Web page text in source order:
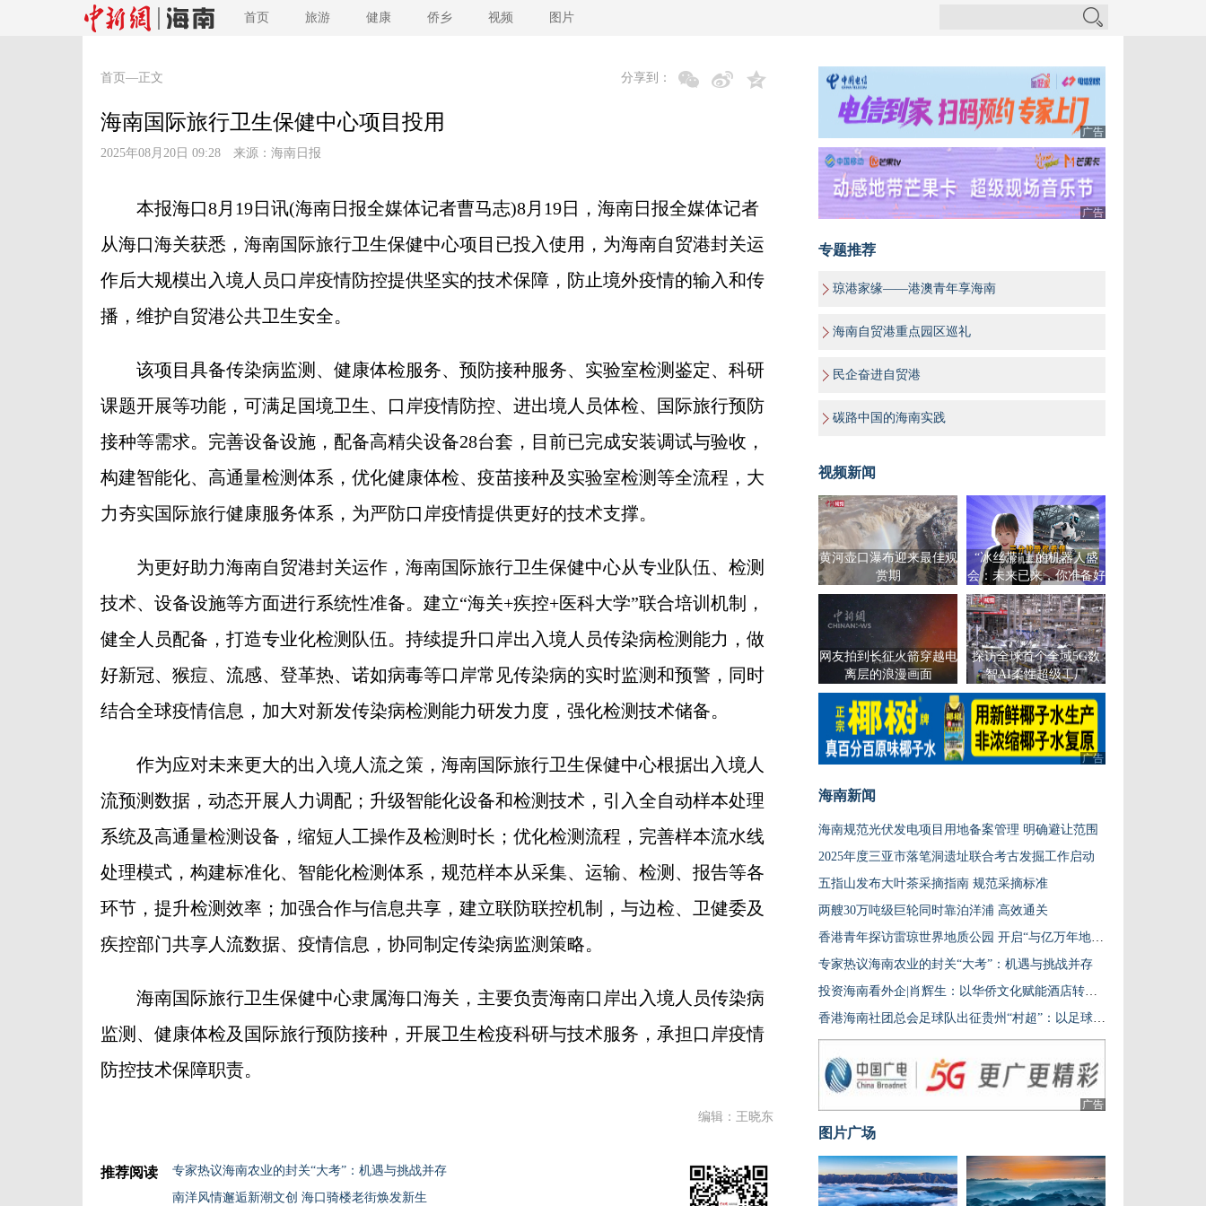
首页 旅游 健康 侨乡 视频 图片
首页 —正文 分享到：
海南国际旅行卫生保健中心项目投用
2025年08月20日 09:28 来源： 海南日报
本报海口8月19日讯(海南日报全媒体记者曹马志)8月19日，海南日报全媒体记者
从海口海关获悉，海南国际旅行卫生保健中心项目已投入使用，为海南自贸港封关运
作后大规模出入境人员口岸疫情防控提供坚实的技术保障，防止境外疫情的输入和传
播，维护自贸港公共卫生安全。
该项目具备传染病监测、健康体检服务、预防接种服务、实验室检测鉴定、科研
课题开展等功能，可满足国境卫生、口岸疫情防控、进出境人员体检、国际旅行预防
接种等需求。完善设备设施，配备高精尖设备28台套，目前已完成安装调试与验收，
构建智能化、高通量检测体系，优化健康体检、疫苗接种及实验室检测等全流程，大
力夯实国际旅行健康服务体系，为严防口岸疫情提供更好的技术支撑。
为更好助力海南自贸港封关运作，海南国际旅行卫生保健中心从专业队伍、检测
技术、设备设施等方面进行系统性准备。建立“海关+疾控+医科大学”联合培训机制，
健全人员配备，打造专业化检测队伍。持续提升口岸出入境人员传染病检测能力，做
好新冠、猴痘、流感、登革热、诺如病毒等口岸常见传染病的实时监测和预警，同时
结合全球疫情信息，加大对新发传染病检测能力研发力度，强化检测技术储备。
作为应对未来更大的出入境人流之策，海南国际旅行卫生保健中心根据出入境人
流预测数据，动态开展人力调配；升级智能化设备和检测技术，引入全自动样本处理
系统及高通量检测设备，缩短人工操作及检测时长；优化检测流程，完善样本流水线
处理模式，构建标准化、智能化检测体系，规范样本从采集、运输、检测、报告等各
环节，提升检测效率；加强合作与信息共享，建立联防联控机制，与边检、卫健委及
疾控部门共享人流数据、疫情信息，协同制定传染病监测策略。
海南国际旅行卫生保健中心隶属海口海关，主要负责海南口岸出入境人员传染病
监测、健康体检及国际旅行预防接种，开展卫生检疫科研与技术服务，承担口岸疫情
防控技术保障职责。
编辑：王晓东
推荐阅读
专家热议海南农业的封关“大考”：机遇与挑战并存
南洋风情邂逅新潮文创 海口骑楼老街焕发新生
广告
广告
专题推荐
琼港家缘——港澳青年享海南
海南自贸港重点园区巡礼
民企奋进自贸港
碳路中国的海南实践
视频新闻
黄河壶口瀑布迎来最佳观
赏期
“冰丝带”上的机器人盛
会：未来已来，你准备好
了吗？
网友拍到长征火箭穿越电
离层的浪漫画面
探访全球首个全域5G数
智AI柔性超级工厂
广告
海南新闻
海南规范光伏发电项目用地备案管理 明确避让范围
2025年度三亚市落笔洞遗址联合考古发掘工作启动
五指山发布大叶茶采摘指南 规范采摘标准
两艘30万吨级巨轮同时靠泊洋浦 高效通关
香港青年探访雷琼世界地质公园 开启“与亿万年地质历史对话”之旅
专家热议海南农业的封关“大考”：机遇与挑战并存
投资海南看外企|肖辉生：以华侨文化赋能酒店转型升级
香港海南社团总会足球队出征贵州“村超”：以足球为桥 促基层青年成长
广告
图片广场